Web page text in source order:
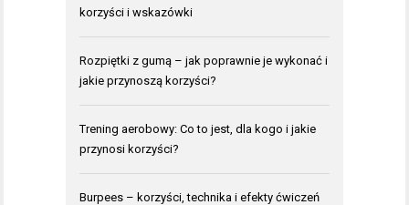
korzyści i wskazówki
Rozpiętki z gumą – jak poprawnie je wykonać i
jakie przynoszą korzyści?
Trening aerobowy: Co to jest, dla kogo i jakie
przynosi korzyści?
Burpees – korzyści, technika i efekty ćwiczeń